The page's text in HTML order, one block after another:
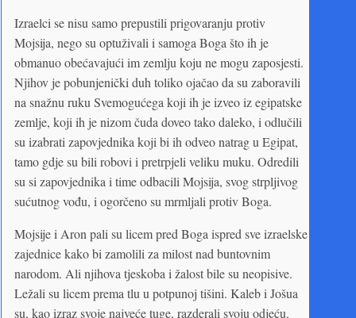
Izraelci se nisu samo prepustili prigovaranju protiv
Mojsija, nego su optuživali i samoga Boga što ih je
obmanuo obećavajući im zemlju koju ne mogu zaposjesti.
Njihov je pobunjenički duh toliko ojačao da su zaboravili
na snažnu ruku Svemogućega koji ih je izveo iz egipatske
zemlje, koji ih je nizom čuda doveo tako daleko, i odlučili
su izabrati zapovjednika koji bi ih odveo natrag u Egipat,
tamo gdje su bili robovi i pretrpjeli veliku muku. Odredili
su si zapovjednika i time odbacili Mojsija, svog strpljivog
sućutnog vođu, i ogorčeno su mrmljali protiv Boga.
Mojsije i Aron pali su licem pred Boga ispred sve izraelske
zajednice kako bi zamolili za milost nad buntovnim
narodom. Ali njihova tjeskoba i žalost bile su neopisive.
Ležali su licem prema tlu u potpunoj tišini. Kaleb i Jošua
su, kao izraz svoje najveće tuge, razderali svoju odjeću.